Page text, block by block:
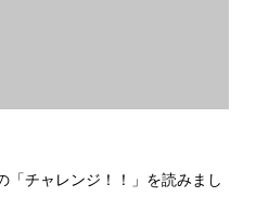
「チャレンジ！！」を読みまし